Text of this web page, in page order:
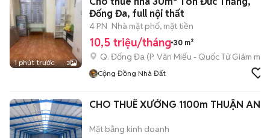
1 phút trước 3
Đống Đa, full nội thất
4 PN Nhà mặt phố, mặt tiền
10,5 triệu/tháng 30 m²
Q. Đống Đa (P. Văn Miếu - Quốc Tử Giám mới)
Cộng Đồng Nhà Đất
CHO THUÊ XƯỞNG 1100m THUẬN AN
Mặt bằng kinh doanh